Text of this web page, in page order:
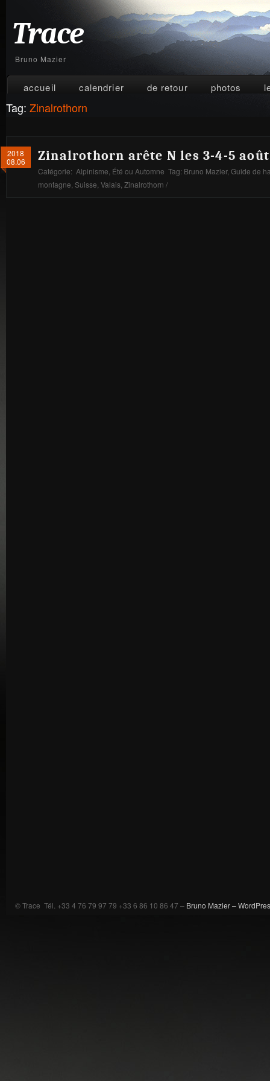
Trace
Bruno Mazier
accueil calendrier de retour photos
Tag: Zinalrothorn
2018
08.06
Zinalrothorn arête N les 3-4-5 août
Catégorie: Alpinisme Été ou Automne Tag: Bruno Mazier, Guide de
montagne Suisse Valais Zinalrothorn /
© Trace Tél. +33 4 76 79 97 79 +33 6 86 10 86 47 – Bruno Mazier –